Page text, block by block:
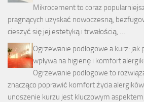
Mikrocement to coraz
pragnących uzyskać nowoczesną,
cieszyć się jej estetyką i trwałością, …
Ogrzewanie podłogowe a kurz: jak
wpływa na higienę i komfort
Ogrzewanie podłogowe to
znacząco poprawić komfort życia
unoszenie kurzu jest kluczowym